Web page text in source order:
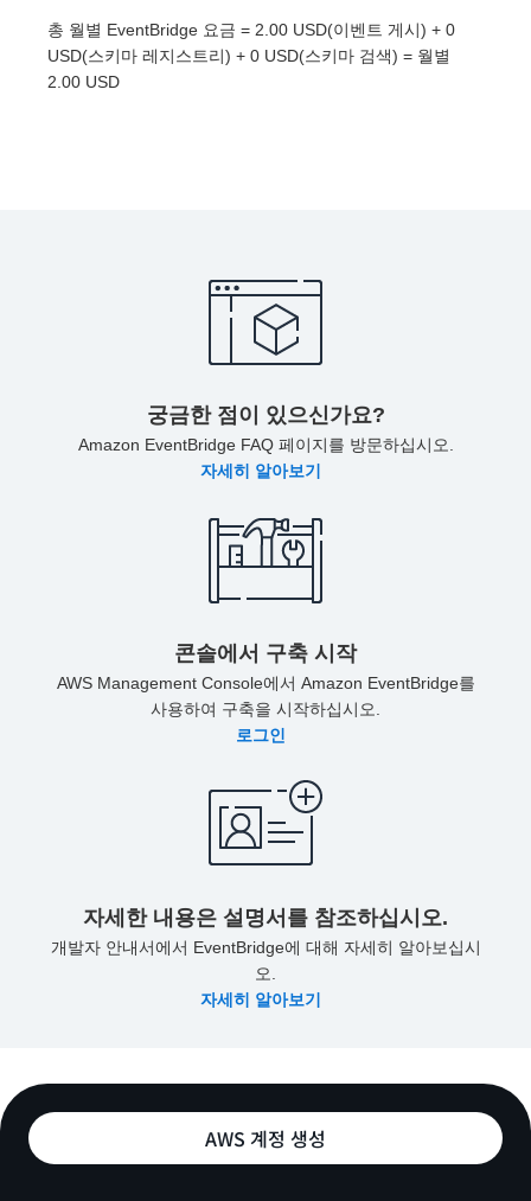
총 월별 EventBridge 요금 = 2.00 USD(이벤트 게시) + 0
USD(스키마 레지스트리) + 0 USD(스키마 검색) = 월별
2.00 USD
궁금한 점이 있으신가요?
Amazon EventBridge FAQ 페이지를 방문하십시오.
자세히 알아보기
콘솔에서 구축 시작
AWS Management Console에서 Amazon EventBridge를
사용하여 구축을 시작하십시오.
로그인
자세한 내용은 설명서를 참조하십시오.
개발자 안내서에서 EventBridge에 대해 자세히 알아보십시
오.
자세히 알아보기
AWS 계정 생성